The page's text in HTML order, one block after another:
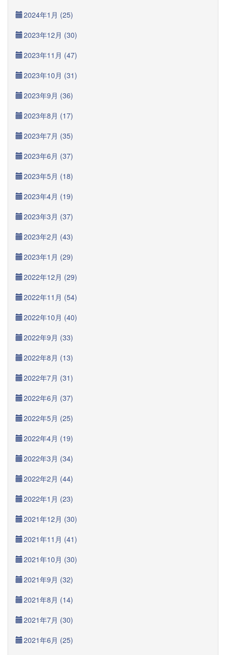
2024年1月 (25)
2023年12月 (30)
2023年11月 (47)
2023年10月 (31)
2023年9月 (36)
2023年8月 (17)
2023年7月 (35)
2023年6月 (37)
2023年5月 (18)
2023年4月 (19)
2023年3月 (37)
2023年2月 (43)
2023年1月 (29)
2022年12月 (29)
2022年11月 (54)
2022年10月 (40)
2022年9月 (33)
2022年8月 (13)
2022年7月 (31)
2022年6月 (37)
2022年5月 (25)
2022年4月 (19)
2022年3月 (34)
2022年2月 (44)
2022年1月 (23)
2021年12月 (30)
2021年11月 (41)
2021年10月 (30)
2021年9月 (32)
2021年8月 (14)
2021年7月 (30)
2021年6月 (25)